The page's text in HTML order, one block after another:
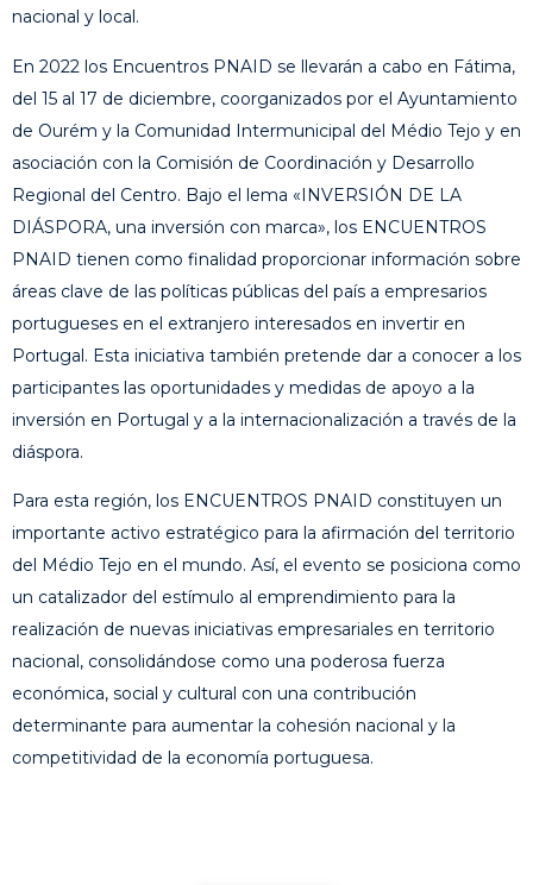
nacional y local.
En 2022 los Encuentros PNAID se llevarán a cabo en Fátima,
del 15 al 17 de diciembre, coorganizados por el Ayuntamiento
de Ourém y la Comunidad Intermunicipal del Médio Tejo y en
asociación con la Comisión de Coordinación y Desarrollo
Regional del Centro. Bajo el lema «INVERSIÓN DE LA
DIÁSPORA, una inversión con marca», los ENCUENTROS
PNAID tienen como finalidad proporcionar información sobre
áreas clave de las políticas públicas del país a empresarios
portugueses en el extranjero interesados en invertir en
Portugal. Esta iniciativa también pretende dar a conocer a los
participantes las oportunidades y medidas de apoyo a la
inversión en Portugal y a la internacionalización a través de la
diáspora.
Para esta región, los ENCUENTROS PNAID constituyen un
importante activo estratégico para la afirmación del territorio
del Médio Tejo en el mundo. Así, el evento se posiciona como
un catalizador del estímulo al emprendimiento para la
realización de nuevas iniciativas empresariales en territorio
nacional, consolidándose como una poderosa fuerza
económica, social y cultural con una contribución
determinante para aumentar la cohesión nacional y la
competitividad de la economía portuguesa.